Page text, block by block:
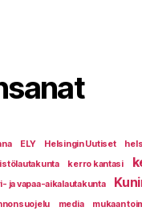
ELY Helsingin Uutiset
kerro kantasi
ja vapaa-aikalautakunta
media mukaan